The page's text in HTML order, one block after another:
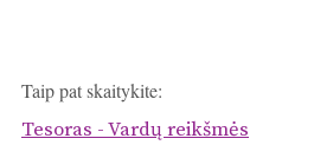
Taip pat skaitykite:
Tesoras - Vardų reikšmės